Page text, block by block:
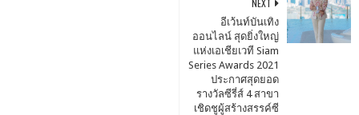
อีเว้นท์บันเทิง
ออนไลน์ สุดยิ่งใหญ่
แห่งเอเชียเวที Siam
Series Awards 2021
ประกาศสุดยอด
รางวัลซีรี่ส์ 4 สาขา
เชิดชูผู้สร้างสรรค์ซี